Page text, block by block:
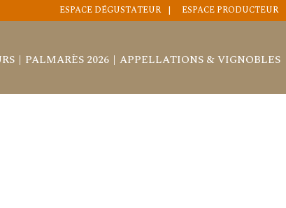
ESPACE DÉGUSTATEUR ESPACE PRODUCTEUR
PALMARÈS 2026 APPELLATIONS & VIGNOBLES